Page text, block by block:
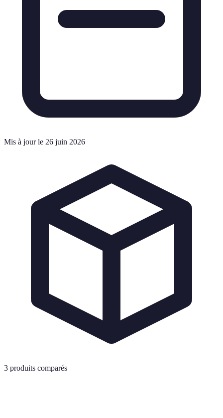
Mis à jour le 26 juin 2026
3 produits comparés